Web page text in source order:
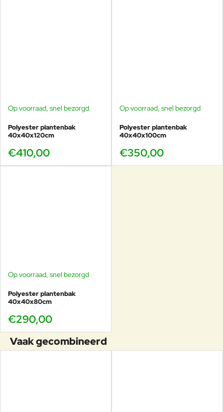
Op voorraad, snel bezorgd
Polyester plantenbak
40x40x120cm
€410,00
Op voorraad, snel bezorgd
Polyester plantenbak
40x40x100cm
€350,00
Op voorraad, snel bezorgd
Polyester plantenbak
40x40x80cm
€290,00
Vaak gecombineerd